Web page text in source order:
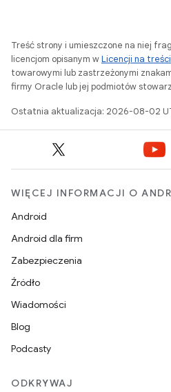
Treść strony i umieszczone na niej
licencjom opisanym wLicencji na treści
towarowymi lub zastrzeżonymi
firmy Oracle lub jej podmiotów
Ostatnia aktualizacja: 2026-08-02
WIĘCEJ INFORMACJI O
Android
Android dla firm
Zabezpieczenia
Źródło
Wiadomości
Blog
Podcasty
ODKRYWAJ